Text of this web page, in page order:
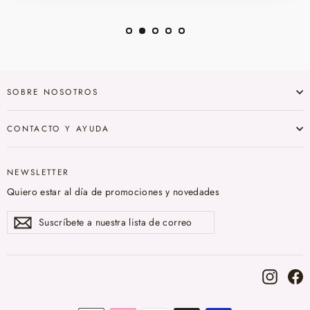
SOBRE NOSOTROS
CONTACTO Y AYUDA
NEWSLETTER
Quiero estar al día de promociones y novedades
Suscríbete
nuestra
Suscribir